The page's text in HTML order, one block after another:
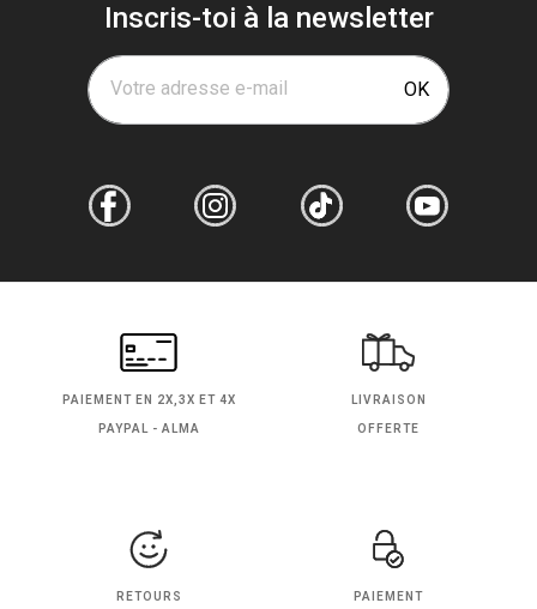
Inscris-toi à la newsletter
Votre adresse e-mail OK
PAIEMENT EN 2X,3X ET 4X
PAYPAL - ALMA
LIVRAISON
OFFERTE
RETOURS PAIEMENT